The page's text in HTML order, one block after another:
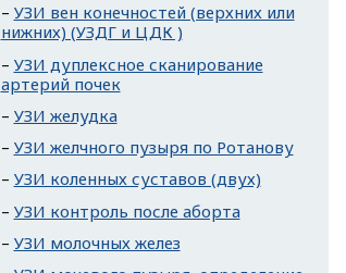
УЗИ вен конечностей (верхних или
нижних) (УЗДГ и ЦДК )
УЗИ дуплексное сканирование
артерий почек
УЗИ желудка
УЗИ желчного пузыря по Ротанову
УЗИ коленных суставов (двух)
УЗИ контроль после аборта
УЗИ молочных желез